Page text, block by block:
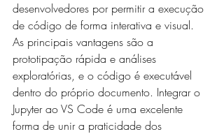
desenvolvedores por permitir a execução
de código de forma interativa e visual.
As principais vantagens são a
prototipação rápida e análises
exploratórias, e o código é executável
dentro do próprio documento. Integrar o
Jupyter ao VS Code é uma excelente
forma de unir a praticidade dos